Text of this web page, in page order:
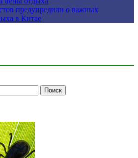
предупредили о важных
в Китае